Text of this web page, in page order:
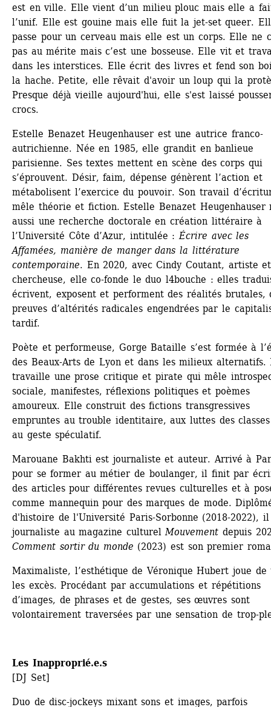
est en ville. Elle vient d’un milieu plouc mais elle a
l’unif. Elle est gouine mais elle fuit la jet-set queer.
passe pour un cerveau mais elle est un corps. Elle ne
pas au mérite mais c’est une bosseuse. Elle vit et
dans les interstices. Elle écrit des livres et fend son
la hache. Petite, elle rêvait d'avoir un loup qui la
Presque déjà vieille aujourd'hui, elle s'est laissé
crocs.
Estelle Benazet Heugenhauser est une autrice franco-
autrichienne. Née en 1985, elle grandit en banlieue
parisienne. Ses textes mettent en scène des corps qui
s’éprouvent. Désir, faim, dépense génèrent l’action et
métabolisent l’exercice du pouvoir. Son travail
mêle théorie et fiction. Estelle Benazet Heugenhauser
aussi une recherche doctorale en création littéraire à
l’Université Côte d’Azur, intitulée : Écrire avec les
Affamées, manière de manger dans la littérature
contemporaine. En 2020, avec Cindy Coutant, artiste et
chercheuse, elle co-fonde le duo l4bouche : elles
écrivent, exposent et performent des réalités brutales,
preuves d’altérités radicales engendrées par le
tardif.
Poète et performeuse, Gorge Bataille s’est formée à
des Beaux-Arts de Lyon et dans les milieux alternatifs.
travaille une prose critique et pirate qui mêle
sociale, manifestes, réflexions politiques et poèmes
amoureux. Elle construit des fictions transgressives
empruntes au trouble identitaire, aux luttes des
au geste spéculatif.
Marouane Bakhti est journaliste et auteur. Arrivé à
pour se former au métier de boulanger, il finit par
des articles pour différentes revues culturelles et à
comme mannequin pour des marques de mode.
d'histoire de l'Université Paris-Sorbonne (2018-2022),
journaliste au magazine culturel Mouvement depuis
Comment sortir du monde (2023) est son premier
Maximaliste, l’esthétique de Véronique Hubert joue de
les excès. Procédant par accumulations et répétitions
d’images, de phrases et de gestes, ses œuvres sont
volontairement traversées par une sensation de trop-
Les Inapproprié.e.s
[DJ Set]
Duo de disc-jockeys mixant sons et images, parfois